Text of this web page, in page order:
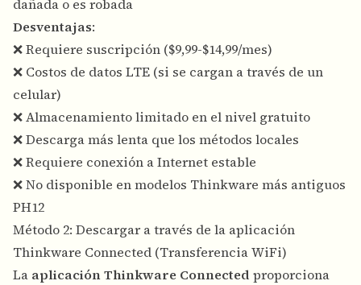
dañada o es robada
Desventajas:
❌ Requiere suscripción ($9,99-$14,99/mes)
❌ Costos de datos LTE (si se cargan a través de un
celular)
❌ Almacenamiento limitado en el nivel gratuito
❌ Descarga más lenta que los métodos locales
❌ Requiere conexión a Internet estable
❌ No disponible en modelos Thinkware más antiguos
PH12
Método 2: Descargar a través de la aplicación
Thinkware Connected (Transferencia WiFi)
La aplicación Thinkware Connected proporciona